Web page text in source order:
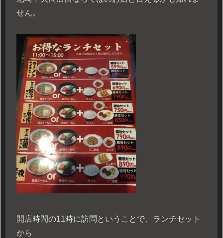
せん。
開店時間の11時に訪問ということで、ランチセット
から